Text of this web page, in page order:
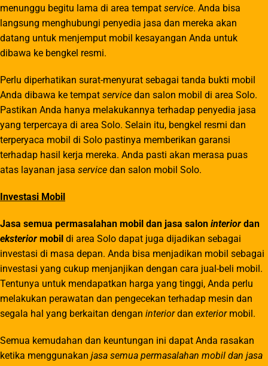
menunggu begitu lama di area tempat service. Anda bisa
langsung menghubungi penyedia jasa dan mereka akan
datang untuk menjemput mobil kesayangan Anda untuk
dibawa ke bengkel resmi.
Perlu diperhatikan surat-menyurat sebagai tanda bukti mobil
Anda dibawa ke tempat service dan salon mobil di area Solo.
Pastikan Anda hanya melakukannya terhadap penyedia jasa
yang terpercaya di area Solo. Selain itu, bengkel resmi dan
terperyaca mobil di Solo pastinya memberikan garansi
terhadap hasil kerja mereka. Anda pasti akan merasa puas
atas layanan jasa service dan salon mobil Solo.
Investasi Mobil
Jasa semua permasalahan mobil dan jasa salon interior dan
eksterior mobil di area Solo dapat juga dijadikan sebagai
investasi di masa depan. Anda bisa menjadikan mobil sebagai
investasi yang cukup menjanjikan dengan cara jual-beli mobil.
Tentunya untuk mendapatkan harga yang tinggi, Anda perlu
melakukan perawatan dan pengecekan terhadap mesin dan
segala hal yang berkaitan dengan interiordan exterior mobil.
Semua kemudahan dan keuntungan ini dapat Anda rasakan
ketika menggunakan jasa semua permasalahan mobil dan jasa